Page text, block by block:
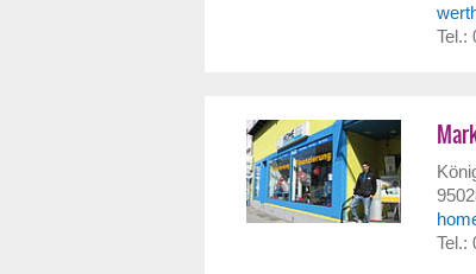
Tel.:
Tel.: